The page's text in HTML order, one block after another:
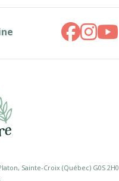
Sainte-Croix (Québec) G0S 2H0